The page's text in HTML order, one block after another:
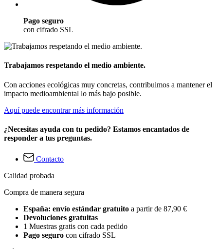
Pago seguro
con cifrado SSL
Trabajamos respetando el medio ambiente.
Con acciones ecológicas muy concretas, contribuimos a mantener el
impacto medioambiental lo más bajo posible.
Aquí puede encontrar más información
¿Necesitas ayuda con tu pedido? Estamos encantados de
responder a tus preguntas.
Contacto
Calidad probada
Compra de manera segura
España: envío estándar gratuito a partir de 87,90 €
Devoluciones gratuitas
1 Muestras gratis con cada pedido
Pago seguro con cifrado SSL